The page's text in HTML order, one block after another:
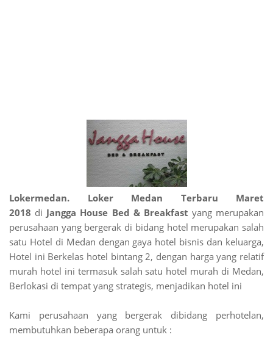
Lokermedan. Loker Medan Terbaru Maret
2018 di Jangga House Bed & Breakfast yang merupakan
perusahaan yang bergerak di bidang hotel merupakan salah
satu Hotel di Medan dengan gaya hotel bisnis dan keluarga,
Hotel ini Berkelas hotel bintang 2, dengan harga yang relatif
murah hotel ini termasuk salah satu hotel murah di Medan,
Berlokasi di tempat yang strategis, menjadikan hotel ini
Kami perusahaan yang bergerak dibidang perhotelan,
membutuhkan beberapa orang untuk :